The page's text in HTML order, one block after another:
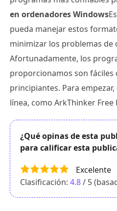
en ordenadores Windows
pueda manejar estos
minimizar los problemas de
Afortunadamente, los
proporcionamos son fáciles
principiantes. Para
línea, como ArkThinker Free
¿Qué opinas de esta
para calificar esta
Excelente
Clasificación: 4.8/ 5